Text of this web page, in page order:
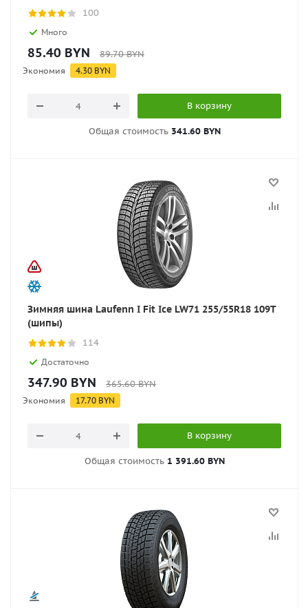
100
Много
85.40 BYN 89.70BYN
Экономия 4.30 BYN
В корзину
Общая стоимость 341.60 BYN
Зимняя шина Laufenn I Fit Ice LW71 255/55R18 109T
(шипы)
114
Достаточно
347.90 BYN 365.60BYN
Экономия 17.70 BYN
В корзину
Общая стоимость 1 391.60 BYN